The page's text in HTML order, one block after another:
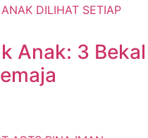
Anak: 3 Bekal